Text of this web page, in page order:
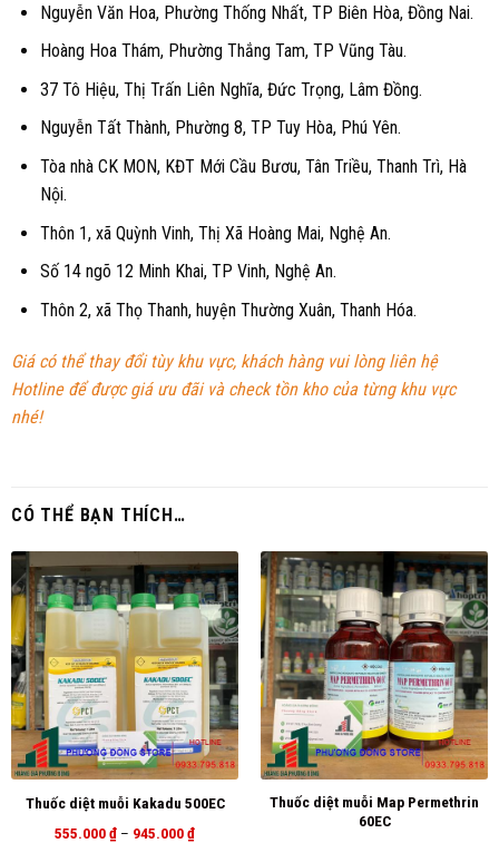
Nguyễn Văn Hoa, Phường Thống Nhất, TP Biên Hòa, Đồng Nai.
Hoàng Hoa Thám, Phường Thắng Tam, TP Vũng Tàu.
37 Tô Hiệu, Thị Trấn Liên Nghĩa, Đức Trọng, Lâm Đồng.
Nguyễn Tất Thành, Phường 8, TP Tuy Hòa, Phú Yên.
Tòa nhà CK MON, KĐT Mới Cầu Bươu, Tân Triều, Thanh Trì, Hà
Nội.
Thôn 1, xã Quỳnh Vinh, Thị Xã Hoàng Mai, Nghệ An.
Số 14 ngõ 12 Minh Khai, TP Vinh, Nghệ An.
Thôn 2, xã Thọ Thanh, huyện Thường Xuân, Thanh Hóa.
Giá có thể thay đổi tùy khu vực, khách hàng vui lòng liên hệ
Hotline để được giá ưu đãi và check tồn kho của từng khu vực
nhé!
CÓ THỂ BẠN THÍCH…
Thuốc diệt muỗi Kakadu 500EC
555.000₫ – 945.000₫
Thuốc diệt muỗi Map Permethrin
60EC